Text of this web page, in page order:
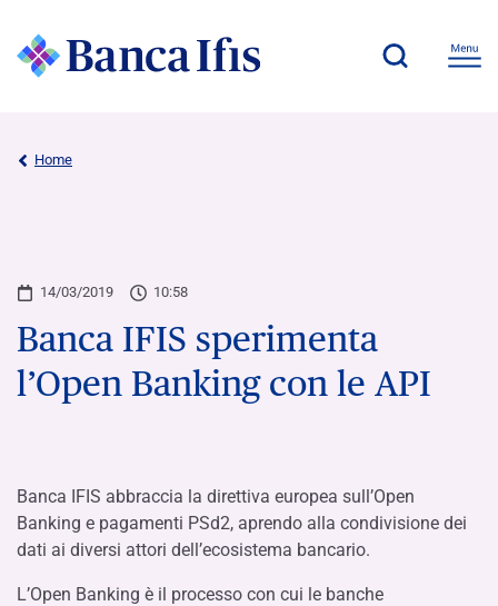
Home
14/03/2019 10:58
Banca IFIS sperimenta
l’Open Banking con le API
Banca IFIS abbraccia la direttiva europea sull’Open
Banking e pagamenti PSd2, aprendo alla condivisione dei
dati ai diversi attori dell’ecosistema bancario.
L’Open Banking è il processo con cui le banche